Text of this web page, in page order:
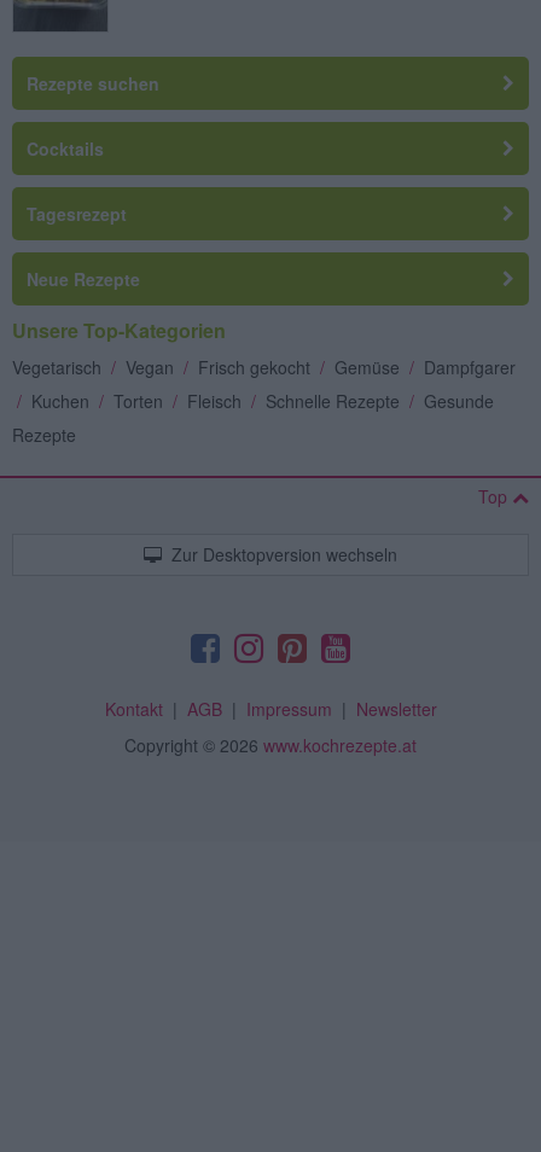
Rezepte suchen
Cocktails
Tagesrezept
Neue Rezepte
Unsere Top-Kategorien
Vegetarisch / Vegan / Frisch gekocht / Gemüse / Dampfgarer
/ Kuchen / Torten / Fleisch / Schnelle Rezepte / Gesunde
Rezepte
Top
Zur Desktopversion wechseln
Kontakt| AGB| Impressum | Newsletter
Copyright © 2026 www.kochrezepte.at